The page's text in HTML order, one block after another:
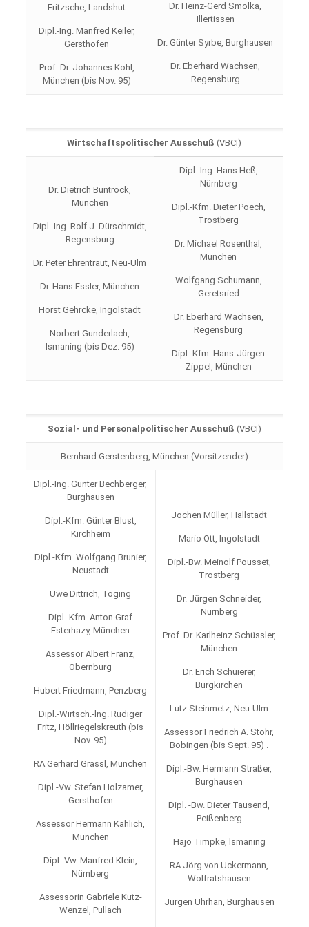
Fritzsche, Landshut
Dipl.-Ing. Manfred Keiler,
Gersthofen
Prof. Dr. Johannes Kohl,
München (bis Nov. 95)
Dr. Heinz-Gerd Smolka,
Illertissen
Dr. Günter Syrbe, Burghausen
Dr. Eberhard Wachsen,
Regensburg
Wirtschaftspolitischer Ausschuß(VBCI)
Dr. Dietrich Buntrock,
München
Dipl.-Ing. Rolf J. Dürschmidt,
Regensburg
Dr. Peter Ehrentraut, Neu-Ulm
Dr. Hans Essler, München
Horst Gehrcke, Ingolstadt
Norbert Gunderlach,
lsmaning (bis Dez. 95)
Dipl.-Ing. Hans Heß,
Nürnberg
Dipl.-Kfm. Dieter Poech,
Trostberg
Dr. Michael Rosenthal,
München
Wolfgang Schumann,
Geretsried
Dr. Eberhard Wachsen,
Regensburg
Dipl.-Kfm. Hans-Jürgen
Zippel, München
Sozial- und Personalpolitischer Ausschuß (VBCI)
Bernhard Gerstenberg, München (Vorsitzender)
Dipl.-Ing. Günter Bechberger,
Burghausen
Dipl.-Kfm. Günter Blust,
Kirchheim
Dipl.-Kfm. Wolfgang Brunier,
Neustadt
Uwe Dittrich, Töging
Dipl.-Kfm. Anton Graf
Esterhazy, München
Assessor Albert Franz,
Obernburg
Hubert Friedmann, Penzberg
Dipl.-Wirtsch.-lng. Rüdiger
Fritz, Höllriegelskreuth (bis
Nov. 95)
RA Gerhard Grassl, München
Dipl.-Vw. Stefan Holzamer,
Gersthofen
Assessor Hermann Kahlich,
München
Dipl.-Vw. Manfred Klein,
Nürnberg
Assessorin Gabriele Kutz-
Wenzel, Pullach
Jochen Müller, Hallstadt
Mario Ott, Ingolstadt
Dipl.-Bw. Meinolf Pousset,
Trostberg
Dr. Jürgen Schneider,
Nürnberg
Prof. Dr. Karlheinz Schüssler,
München
Dr. Erich Schuierer,
Burgkirchen
Lutz Steinmetz, Neu-Ulm
Assessor Friedrich A. Stöhr,
Bobingen (bis Sept. 95) .
Dipl.-Bw. Hermann Straßer,
Burghausen
Dipl. -Bw. Dieter Tausend,
Peißenberg
Hajo Timpke, lsmaning
RA Jörg von Uckermann,
Wolfratshausen
Jürgen Uhrhan, Burghausen